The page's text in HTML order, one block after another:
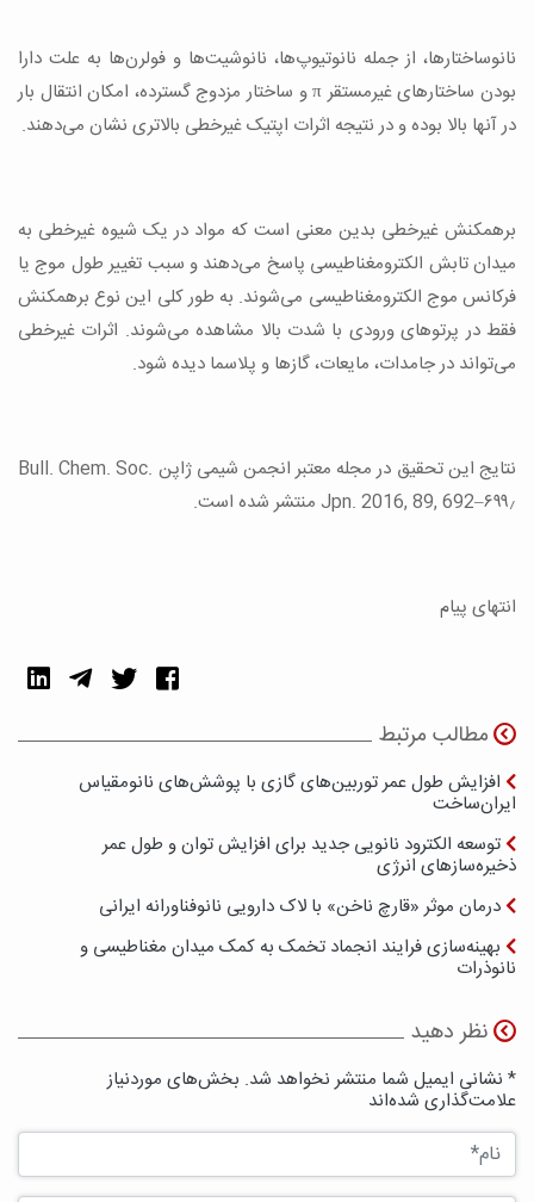
نانوساختارها، از جمله نانوتیوپ‌ها، نانوشیت‌ها و فولرن‌ها به علت دارا
بودن ساختارهای غیرمستقر π و ساختار مزدوج گسترده، امکان انتقال بار
در آنها بالا بوده و در نتیجه اثرات اپتیک غیرخطی بالاتری نشان می‌دهند.
برهمکنش غیرخطی بدین معنی است که مواد در یک شیوه غیرخطی به
میدان تابش الکترومغناطیسی پاسخ می‌دهند و سبب تغییر طول موج یا
فرکانس موج الکترومغناطیسی می‌شوند. به طور کلی این نوع برهمکنش
فقط در پرتوهای ورودی با شدت بالا مشاهده می‌شوند. اثرات غیرخطی
می‌تواند در جامدات، مایعات، گازها و پلاسما دیده شود.
نتایج این تحقیق در مجله معتبر انجمن شیمی ژاپن Bull. Chem. Soc.
Jpn. 2016, 89, 692–۶۹۹٫ منتشر شده است.
انتهای پیام
مطالب مرتبط
افزایش طول عمر توربین‌های گازی با پوشش‌های نانومقیاس
ایران‌ساخت
توسعه الکترود نانویی جدید برای افزایش توان و طول عمر
ذخیره‌سازهای انرژی
درمان موثر «قارچ ناخن» با لاک دارویی نانوفناورانه ایرانی
بهینه‌سازی فرایند انجماد تخمک به کمک میدان مغناطیسی و
نانوذرات
نظر دهید
* نشانی ایمیل شما منتشر نخواهد شد. بخش‌های موردنیاز
علامت‌گذاری شده‌اند